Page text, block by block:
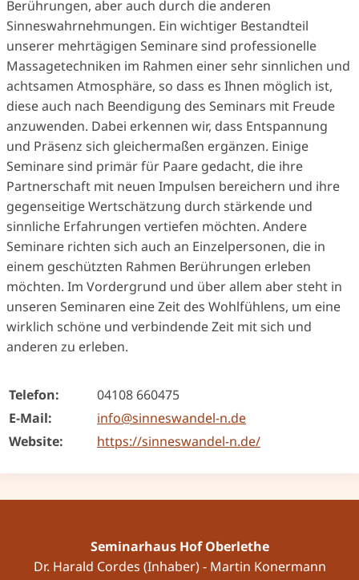
Berührungen, aber auch durch die anderen
Sinneswahrnehmungen. Ein wichtiger Bestandteil
unserer mehrtägigen Seminare sind professionelle
Massagetechniken im Rahmen einer sehr sinnlichen und
achtsamen Atmosphäre, so dass es Ihnen möglich ist,
diese auch nach Beendigung des Seminars mit Freude
anzuwenden. Dabei erkennen wir, dass Entspannung
und Präsenz sich gleichermaßen ergänzen. Einige
Seminare sind primär für Paare gedacht, die ihre
Partnerschaft mit neuen Impulsen bereichern und ihre
gegenseitige Wertschätzung durch stärkende und
sinnliche Erfahrungen vertiefen möchten. Andere
Seminare richten sich auch an Einzelpersonen, die in
einem geschützten Rahmen Berührungen erleben
möchten. Im Vordergrund und über allem aber steht in
unseren Seminaren eine Zeit des Wohlfühlens, um eine
wirklich schöne und verbindende Zeit mit sich und
anderen zu erleben.
Telefon:
04108 660475
E-Mail:
info@sinneswandel-n.de
Website:
https://sinneswandel-n.de/
Seminarhaus Hof Oberlethe
Dr. Harald Cordes (Inhaber) - Martin Konermann